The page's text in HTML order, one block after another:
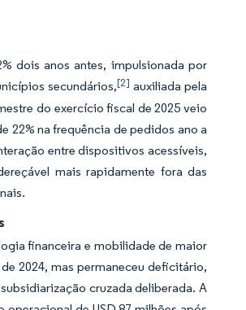
dois anos antes, impulsionada por
secundários,[2] auxiliada pela
do exercício fiscal de 2025 veio
22% na frequência de pedidos ano a
entre dispositivos acessíveis,
mais rapidamente fora das
financeira e mobilidade de maior
2024, mas permaneceu deficitário,
cruzada deliberada. A